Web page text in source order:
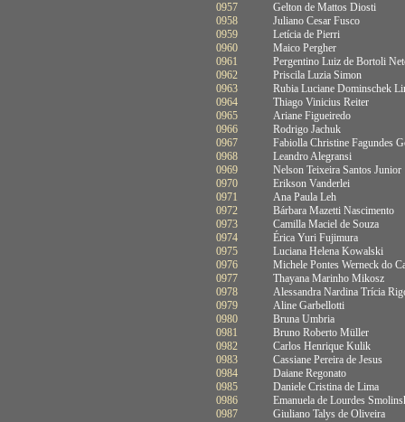
0957
Gelton de Mattos Diosti
0958
Juliano Cesar Fusco
0959
Letícia de Pierri
0960
Maico Pergher
0961
Pergentino Luiz de Bortoli
0962
Priscila Luzia Simon
0963
Rubia Luciane Dominschek
0964
Thiago Vinicius Reiter
0965
Ariane Figueiredo
0966
Rodrigo Jachuk
0967
Fabiolla Christine Fagundes
0968
Leandro Alegransi
0969
Nelson Teixeira Santos Junior
0970
Erikson Vanderlei
0971
Ana Paula Leh
0972
Bárbara Mazetti Nascimento
0973
Camilla Maciel de Souza
0974
Érica Yuri Fujimura
0975
Luciana Helena Kowalski
0976
Michele Pontes Werneck do
0977
Thayana Marinho Mikosz
0978
Alessandra Nardina Trícia
0979
Aline Garbellotti
0980
Bruna Umbria
0981
Bruno Roberto Müller
0982
Carlos Henrique Kulik
0983
Cassiane Pereira de Jesus
0984
Daiane Regonato
0985
Daniele Cristina de Lima
0986
Emanuela de Lourdes
0987
Giuliano Talys de Oliveira